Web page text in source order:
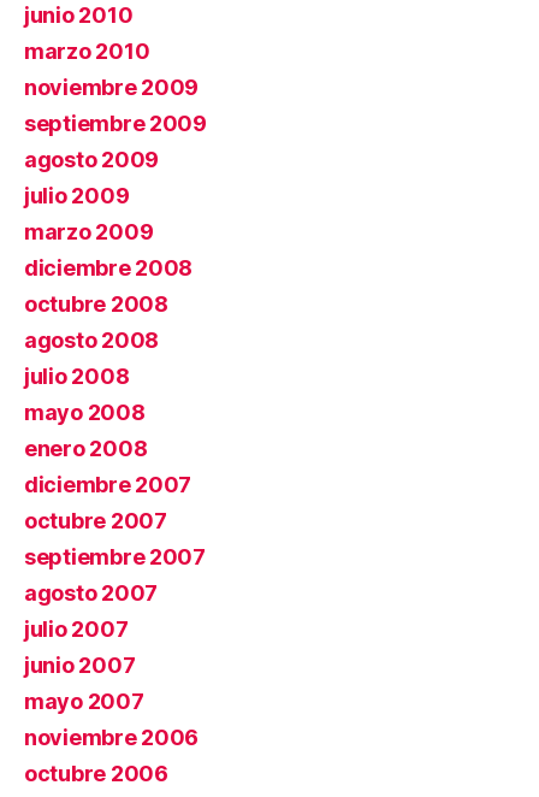
junio 2010
marzo 2010
noviembre 2009
septiembre 2009
agosto 2009
julio 2009
marzo 2009
diciembre 2008
octubre 2008
agosto 2008
julio 2008
mayo 2008
enero 2008
diciembre 2007
octubre 2007
septiembre 2007
agosto 2007
julio 2007
junio 2007
mayo 2007
noviembre 2006
octubre 2006